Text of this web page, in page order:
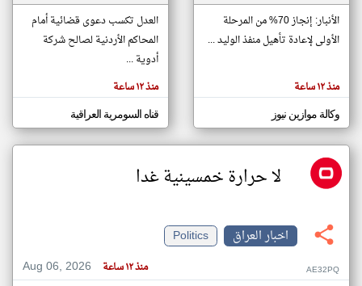
تغيير الدولة
مصادر الأخبار من العراق
اخبار العراق على مدار الساعة
أهم اخبار العراق العاجلة والمباشرة
المقالات
الموجوده
هنا عن
وجهة
نظر
كاتبيها.
الأنبار: إنجاز 70% من المرحلة
الأولى لإعادة تأهيل منفذ الوليد ...
منذ ١٢ ساعة
وكالة موازين نيوز
العدل تكسب دعوى قضائية أمام
المحاكم الأردنية لصالح شركة
أدوية ...
منذ ١٢ ساعة
قناه السومرية العراقية
لا حرارة خمسينية غدا
اخبار العراق
Politics
Aug 06, 2026
منذ ١٢ ساعة AE32PQ
klyoum.com